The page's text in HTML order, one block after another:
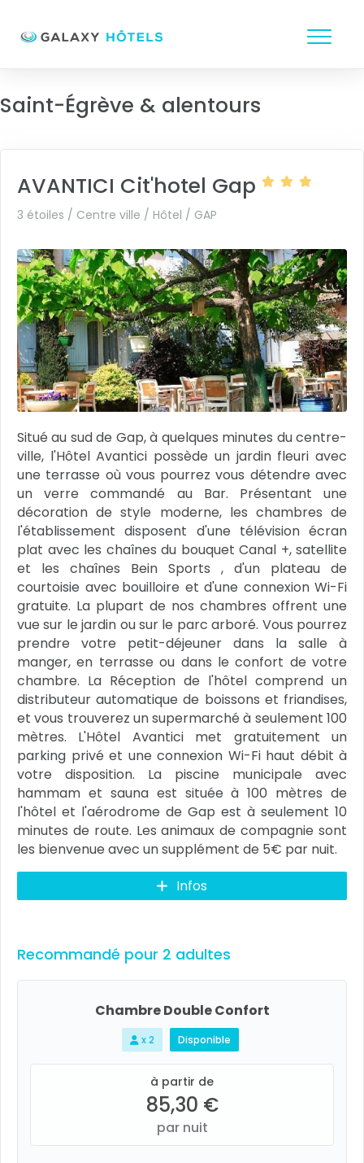
Saint-Égrève & alentours
AVANTICI Cit'hotel Gap
3 étoiles / Centre ville / Hôtel / GAP
Situé au sud de Gap, à quelques minutes du centre-
ville, l'Hôtel Avantici possède un jardin fleuri avec
une terrasse où vous pourrez vous détendre avec
un verre commandé au Bar. Présentant une
décoration de style moderne, les chambres de
l'établissement disposent d'une télévision écran
plat avec les chaînes du bouquet Canal +, satellite
et les chaînes Bein Sports , d'un plateau de
courtoisie avec bouilloire et d'une connexion Wi-Fi
gratuite. La plupart de nos chambres offrent une
vue sur le jardin ou sur le parc arboré. Vous pourrez
prendre votre petit-déjeuner dans la salle à
manger, en terrasse ou dans le confort de votre
chambre. La Réception de l'hôtel comprend un
distributeur automatique de boissons et friandises,
et vous trouverez un supermarché à seulement 100
mètres. L'Hôtel Avantici met gratuitement un
parking privé et une connexion Wi-Fi haut débit à
votre disposition. La piscine municipale avec
hammam et sauna est située à 100 mètres de
l'hôtel et l'aérodrome de Gap est à seulement 10
minutes de route. Les animaux de compagnie sont
les bienvenue avec un supplément de 5€ par nuit.
Infos
Recommandé pour 2 adultes
Chambre Double Confort
x 2 Disponible
à partir de
85,30 €
par nuit